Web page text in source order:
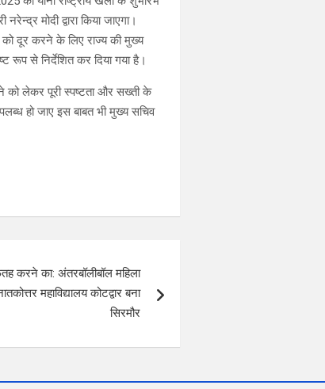
मोदी द्वारा किया जाएगा।
को दूर करने के लिए राज्य की मुख्य
से निर्देशित कर दिया गया है।
को लेकर पूरी स्पष्टता और सख्ती के
हो जाए इस बाबत भी मुख्य सचिव
करने का: अंतरबॉलीबॉल महिला
महाविद्यालय कोटद्वार बना
सिरमौर